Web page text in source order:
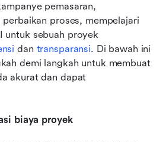
pemasaran,
proses, mempelajari
untuk sebuah proyek
dan transparansi. Di bawah ini
demi langkah untuk membuat
akurat dan dapat
biaya proyek